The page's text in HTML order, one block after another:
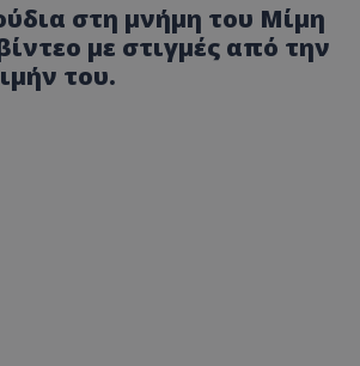
στη μνήμη του Μίμη
με στιγμές από την
του.